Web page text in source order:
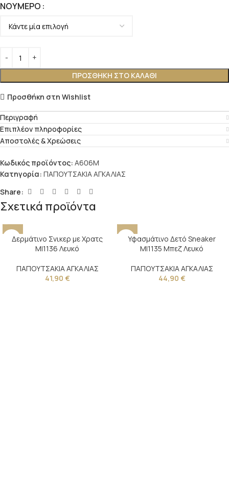
ΝΟΎΜΕΡΟ
ΠΡΟΣΘΉΚΗ ΣΤΟ ΚΑΛΆΘΙ
Προσθήκη στη Wishlist
Περιγραφή
Επιπλέον πληροφορίες
Αποστολές & Χρεώσεις
Κωδικός προϊόντος: A606M
Κατηγορία: ΠΑΠΟΥΤΣΑΚΙΑ ΑΓΚΑΛΙΑΣ
Share:
Σχετικά προϊόντα
Δερμάτινο Σνικερ με Χρατς
MI1136 Λευκό
ΠΑΠΟΥΤΣΑΚΙΑ ΑΓΚΑΛΙΑΣ
41,90 €
Υφασμάτινο Δετό Sneaker
MI1135 Μπεζ Λευκό
ΠΑΠΟΥΤΣΑΚΙΑ ΑΓΚΑΛΙΑΣ
44,90 €